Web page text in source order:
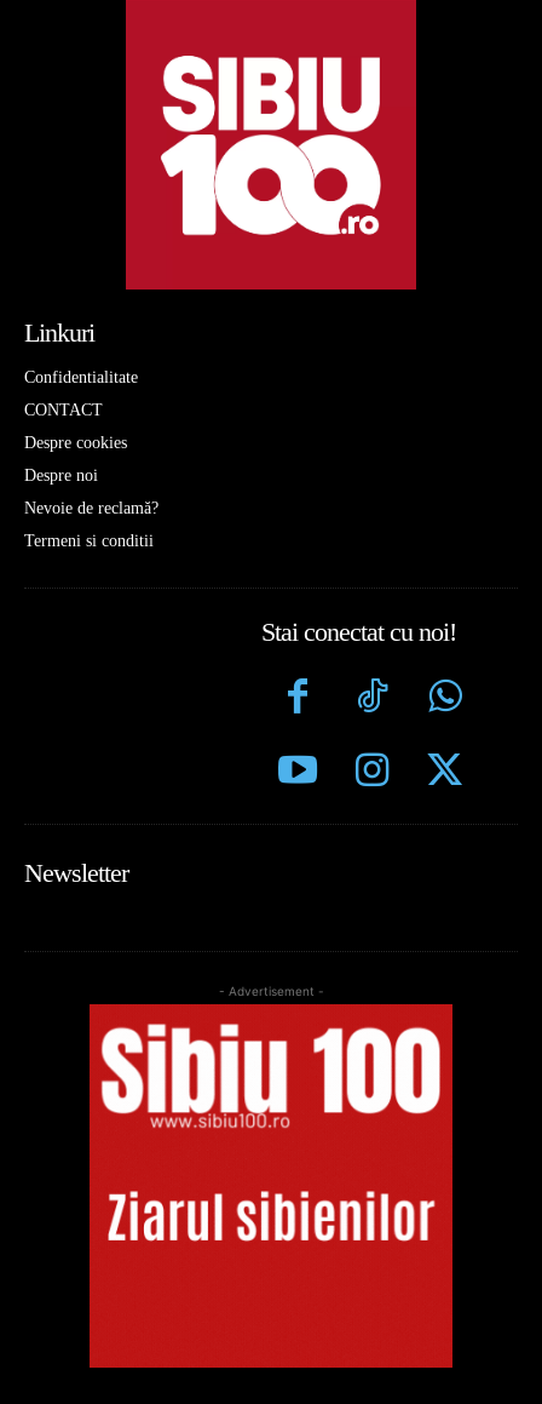
Linkuri
Confidentialitate
CONTACT
Despre cookies
Despre noi
Nevoie de reclamă?
Termeni si conditii
Stai conectat cu noi!
Newsletter
- Advertisement -